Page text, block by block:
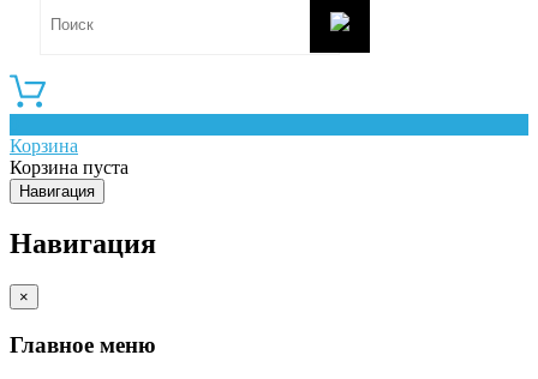
Корзина
Корзина пуста
Навигация
Навигация
×
Главное меню